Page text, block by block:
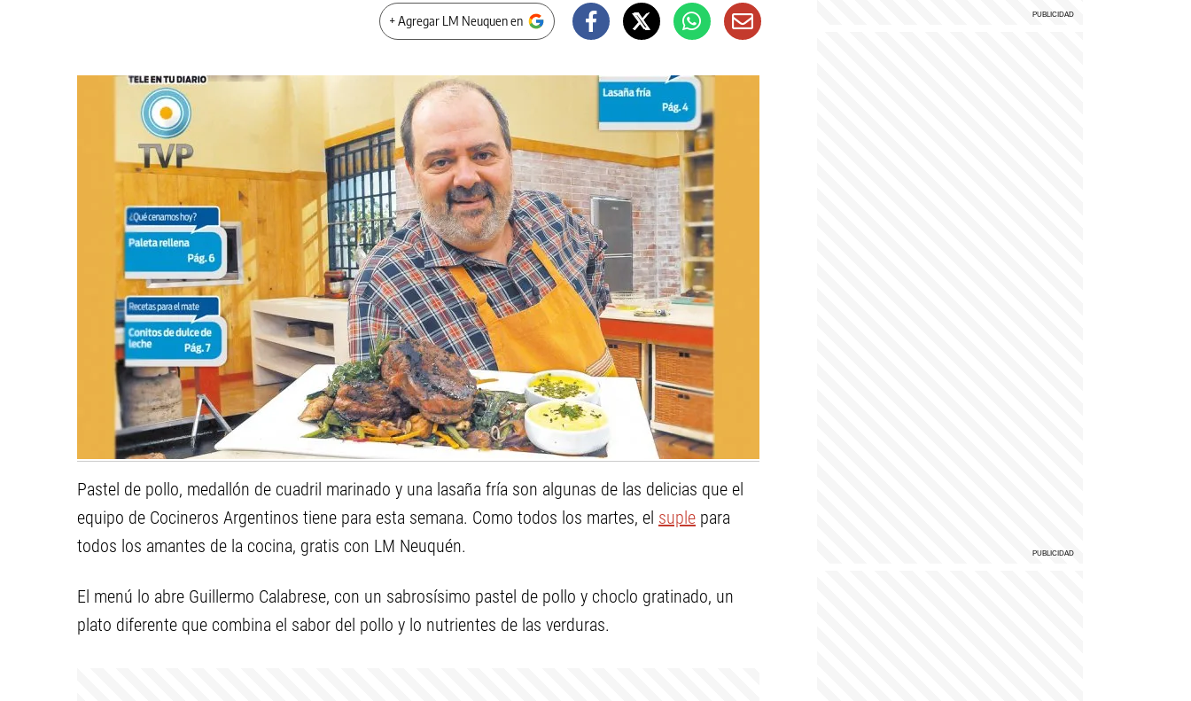
+ Agregar LM Neuquen en
Pastel de pollo, medallón de cuadril marinado y una lasaña fría son algunas de las delicias que el
equipo de Cocineros Argentinos tiene para esta semana. Como todos los martes, el suple para
todos los amantes de la cocina, gratis con LM Neuquén.
El menú lo abre Guillermo Calabrese, con un sabrosísimo pastel de pollo y choclo gratinado, un
plato diferente que combina el sabor del pollo y lo nutrientes de las verduras.